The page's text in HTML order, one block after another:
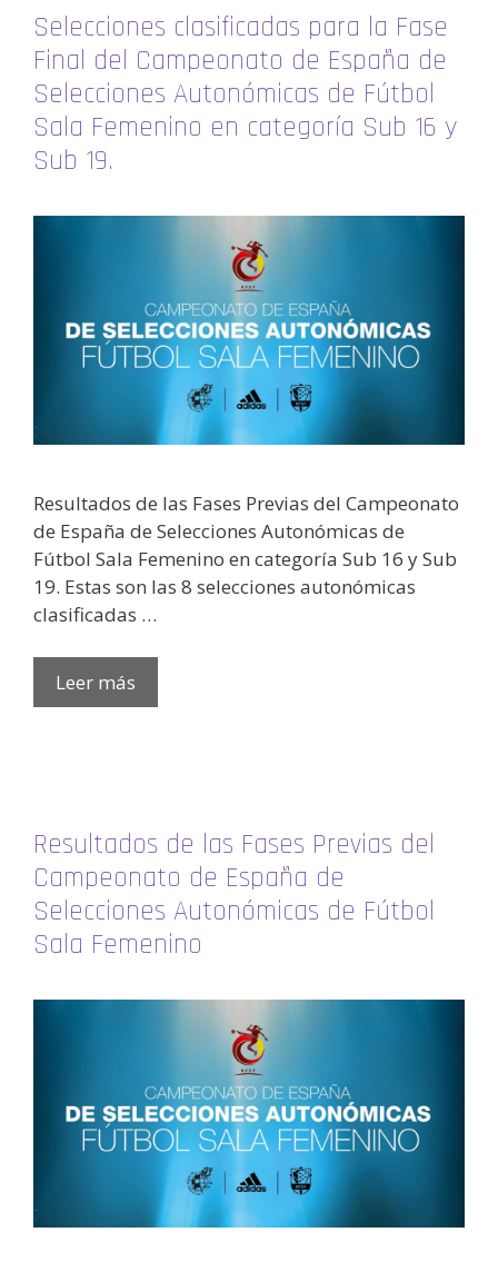
Selecciones clasificadas para la Fase
Final del Campeonato de España de
Selecciones Autonómicas de Fútbol
Sala Femenino en categoría Sub 16 y
Sub 19.
Resultados de las Fases Previas del Campeonato
de España de Selecciones Autonómicas de
Fútbol Sala Femenino en categoría Sub 16 y Sub
19. Estas son las 8 selecciones autonómicas
clasificadas …
Leer más
Resultados de las Fases Previas del
Campeonato de España de
Selecciones Autonómicas de Fútbol
Sala Femenino